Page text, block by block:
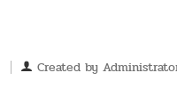
Created by